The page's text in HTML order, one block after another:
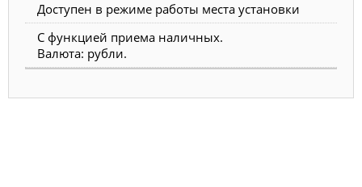
Доступен в режиме работы места установки
С функцией приема наличных.
Валюта: рубли.